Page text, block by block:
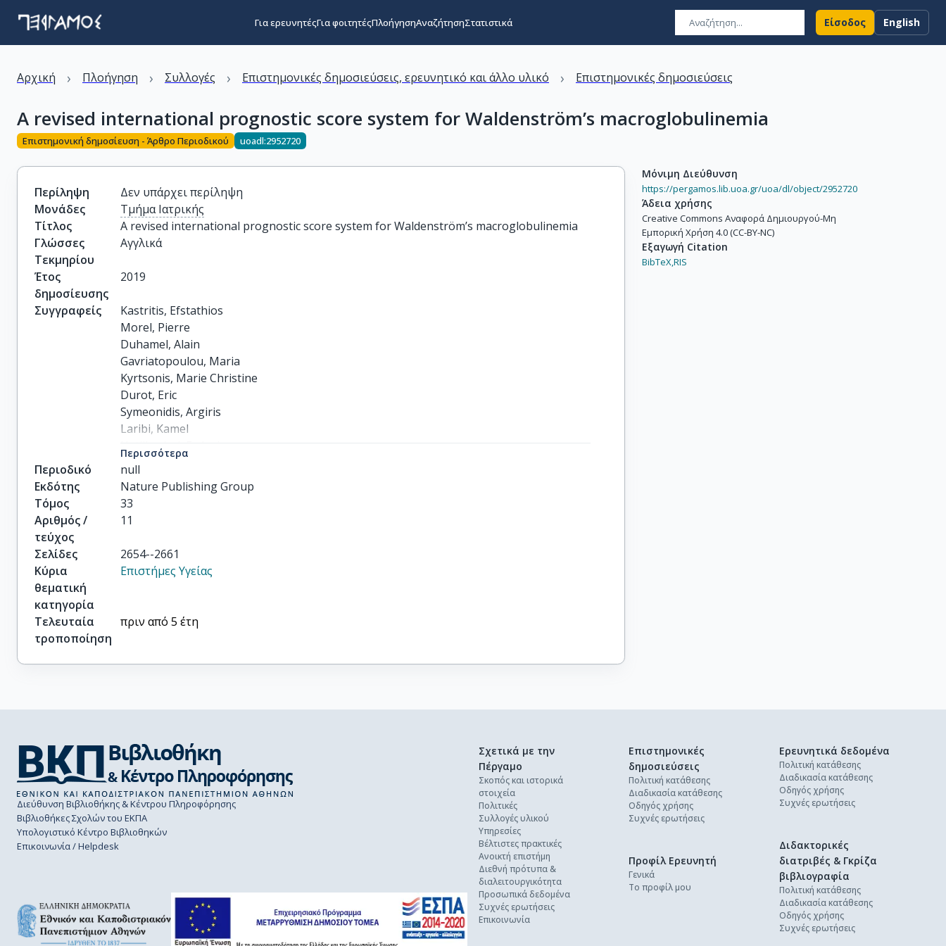
Για ερευνητέςΓια φοιτητέςΠλοήγησηΑναζήτησηΣτατιστικά Είσοδος English
Αρχική › Πλοήγηση › Συλλογές › Επιστημονικές δημοσιεύσεις, ερευνητικό και άλλο υλικό › Επιστημονικές δημοσιεύσεις
A revised international prognostic score system for Waldenström’s macroglobulinemia
Επιστημονική δημοσίευση - Άρθρο Περιοδικού uoadl:2952720
Περίληψη
Δεν υπάρχει περίληψη
Μονάδες
Τμήμα Ιατρικής
Τίτλος
A revised international prognostic score system for Waldenström’s macroglobulinemia
Γλώσσες
Τεκμηρίου
Αγγλικά
Έτος
δημοσίευσης
2019
Συγγραφείς
Kastritis, Efstathios
Morel, Pierre
Duhamel, Alain
Gavriatopoulou, Maria
Kyrtsonis, Marie Christine
Durot, Eric
Symeonidis, Argiris
Laribi, Kamel
Hatjiharissi, Evdoxia
Ysebaert, Loic
others
Περισσότερα
Περιοδικό
null
Εκδότης
Nature Publishing Group
Τόμος
33
Αριθμός /
τεύχος
11
Σελίδες
2654--2661
Κύρια
θεματική
κατηγορία
Επιστήμες Υγείας
Τελευταία
τροποποίηση
πριν από 5 έτη
Μόνιμη Διεύθυνση
https://pergamos.lib.uoa.gr/uoa/dl/object/2952720
Άδεια χρήσης
Creative Commons Αναφορά Δημιουργού-Μη
Εμπορική Χρήση 4.0 (CC-BY-NC)
Εξαγωγή Citation
BibTeX,RIS
Διεύθυνση Βιβλιοθήκης & Κέντρου Πληροφόρησης
Βιβλιοθήκες Σχολών του ΕΚΠΑ
Υπολογιστικό Κέντρο Βιβλιοθηκών
Επικοινωνία / Helpdesk
Σχετικά με την
Πέργαμο
Σκοπός και ιστορικά
στοιχεία
Πολιτικές
Συλλογές υλικού
Υπηρεσίες
Βέλτιστες πρακτικές
Ανοικτή επιστήμη
Διεθνή πρότυπα &
διαλειτουργικότητα
Προσωπικά δεδομένα
Συχνές ερωτήσεις
Επικοινωνία
Επιστημονικές
δημοσιεύσεις
Πολιτική κατάθεσης
Διαδικασία κατάθεσης
Οδηγός χρήσης
Συχνές ερωτήσεις
Ερευνητικά δεδομένα
Πολιτική κατάθεσης
Διαδικασία κατάθεσης
Οδηγός χρήσης
Συχνές ερωτήσεις
Διδακτορικές
διατριβές & Γκρίζα
βιβλιογραφία
Πολιτική κατάθεσης
Διαδικασία κατάθεσης
Οδηγός χρήσης
Συχνές ερωτήσεις
Προφίλ Ερευνητή
Γενικά
Το προφίλ μου